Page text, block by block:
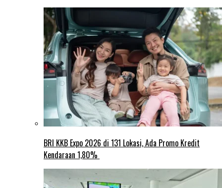
BRI KKB Expo 2026 di 131 Lokasi, Ada Promo Kredit
Kendaraan 1,80%